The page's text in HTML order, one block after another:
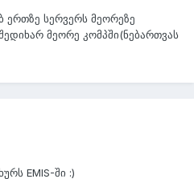
სერვერს მეორეზე
მეორე კომპში(ნებართვას
EMIS-ში :)